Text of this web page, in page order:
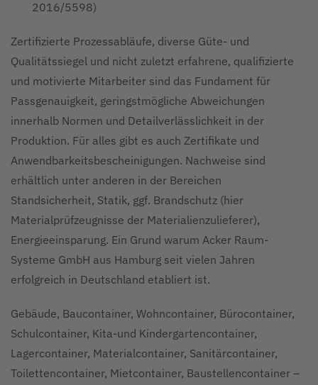
2016/5598)
Zertifizierte Prozessabläufe, diverse Güte- und
Qualitätssiegel und nicht zuletzt erfahrene, qualifizierte
und motivierte Mitarbeiter sind das Fundament für
Passgenauigkeit, geringstmögliche Abweichungen
innerhalb Normen und Detailverlässlichkeit in der
Produktion. Für alles gibt es auch Zertifikate und
Anwendbarkeitsbescheinigungen. Nachweise sind
erhältlich unter anderen in der Bereichen
Standsicherheit, Statik, ggf. Brandschutz (hier
Materialprüfzeugnisse der Materialienzulieferer),
Energieeinsparung. Ein Grund warum Acker Raum-
Systeme GmbH aus Hamburg seit vielen Jahren
erfolgreich in Deutschland etabliert ist.
Gebäude, Baucontainer, Wohncontainer, Bürocontainer,
Schulcontainer, Kita-und Kindergartencontainer,
Lagercontainer, Materialcontainer, Sanitärcontainer,
Toilettencontainer, Mietcontainer, Baustellencontainer –